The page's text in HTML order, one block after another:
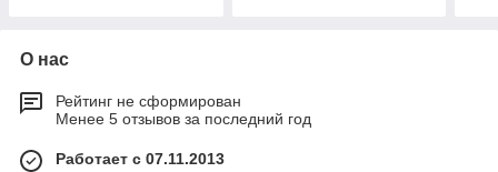
О нас
Рейтинг не сформирован
Менее 5 отзывов за последний год
Работает с 07.11.2013